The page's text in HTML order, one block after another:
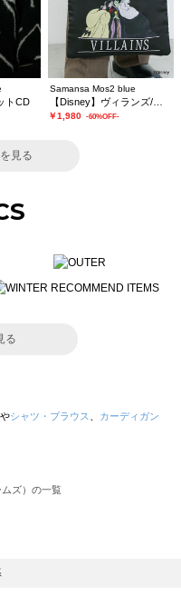
トCD
Samansa Mos2 blue
【Disney】ヴィランズ/トートバッグ
￥1,980 -60%OFF-
見る
る
やシャツ・ブラウス
カーディガン
ズ）の一覧
サモスモス）の一覧
の一覧